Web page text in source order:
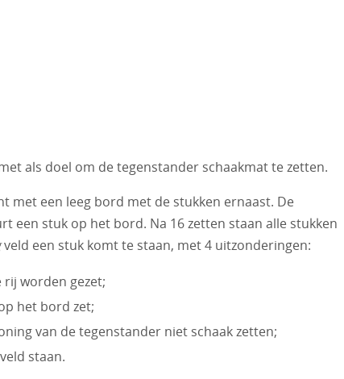
als doel om de tegenstander schaakmat te zetten.
met een leeg bord met de stukken ernaast. De
een stuk op het bord. Na 16 zetten staan alle stukken
veld een stuk komt te staan, met 4 uitzonderingen:
worden gezet;
het bord zet;
van de tegenstander niet schaak zetten;
staan.